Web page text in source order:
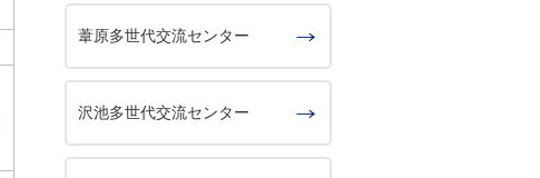
葦原多世代交流センター
沢池多世代交流センター